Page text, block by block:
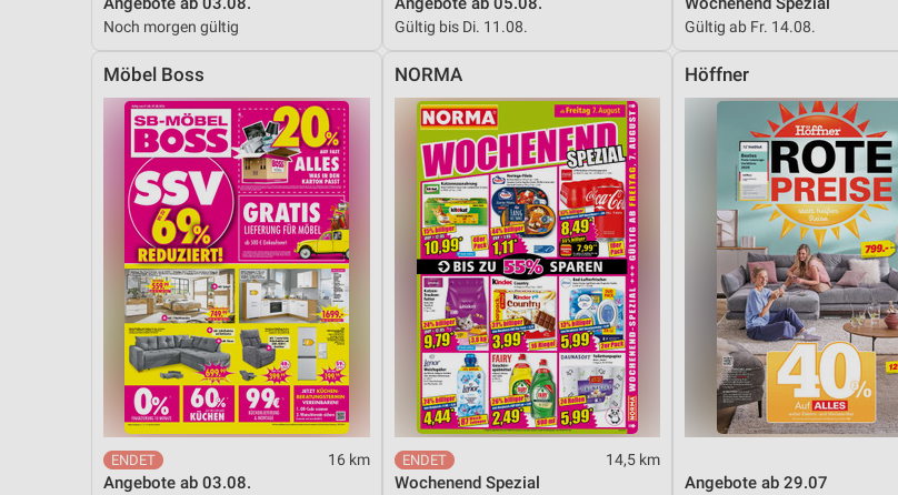
Noch morgen gültig Gültig bis Di. 11.08. Gültig ab Fr. 14.08.
Möbel Boss
16 km
Angebote ab 03.08.
NORMA
14,5 km
Wochenend Spezial
Höffner
Angebote ab 29.07
Analyse von Zielgruppen durch Statistiken oder Kombinationen von Daten aus verschiedenen
Entwicklung und Verbesserung der Angebote
Verwendung reduzierter Daten zur Auswahl von Inhalten
IAB-Besonderheiten:
Verwendung genauer Standortdaten
Geräte anhand von aktiv angeforderten Informationen identifizieren
Nicht-IAB-Verarbeitungszwecke:
Performance
Funktional